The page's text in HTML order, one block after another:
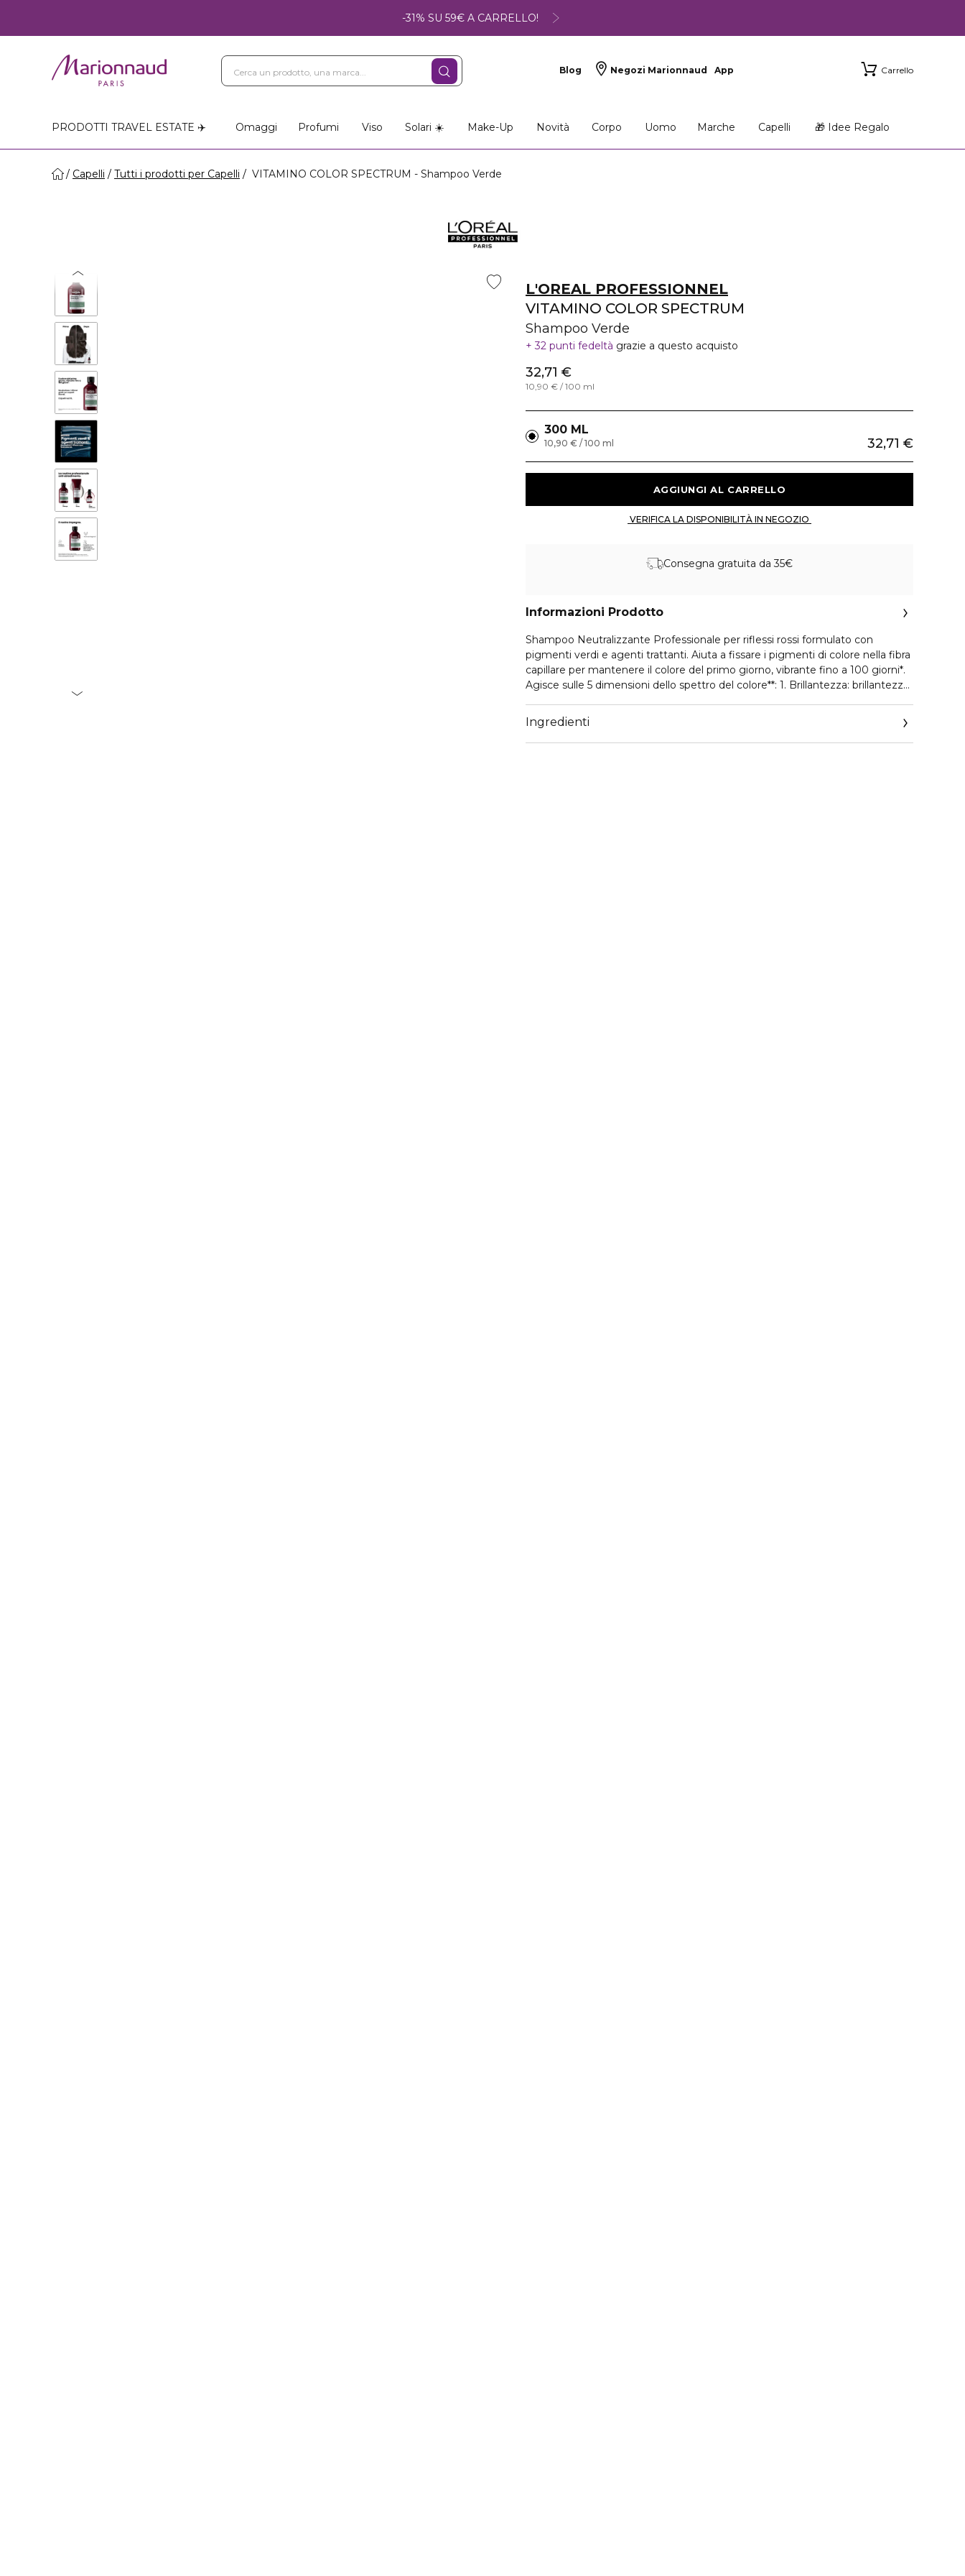
-31% SU 59€ A CARRELLO!
Blog Negozi Marionnaud App Carrello
PRODOTTI TRAVEL ESTATE ✈️ Omaggi Profumi Viso Solari ☀️ Make-Up Novità Corpo Uomo Marche Capelli 🎁 Idee Regalo
Capelli Tutti i prodotti per Capelli VITAMINO COLOR SPECTRUM - Shampoo Verde
L'OREAL PROFESSIONNEL
VITAMINO COLOR SPECTRUM
Shampoo Verde
32 punti fedeltà grazie a questo acquisto
32,71 €
10,90 € / 100 ml
300 ML
32,71 €
10,90 € / 100 ml
Consegna gratuita da 35€
Informazioni Prodotto
Shampoo Neutralizzante Professionale per riflessi rossi formulato con
pigmenti verdi e agenti trattanti. Aiuta a fissare i pigmenti di colore nella fibra
capillare per mantenere il colore del primo giorno, vibrante fino a 100 giorni*.
Agisce sulle 5 dimensioni dello spettro del colore**: 1. Brillantezza: brillantezza
Contrasto: profondità ottimale tra diverse tonalità. 4. Riflesso: i riflessi
indesiderati sono neutralizzati. 5. Luminosità: i livelli di luminosità e oscurità
sono ben preservati.
Ingredienti